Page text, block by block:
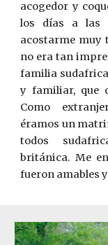
acogedor y
los días a las
acostarme muy
no era tan
familia
y familiar, que
Como
éramos un
todos
británica. Me
fueron amables